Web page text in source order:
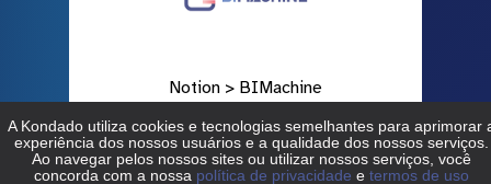
Notion > BIMachine
Saiba mais →